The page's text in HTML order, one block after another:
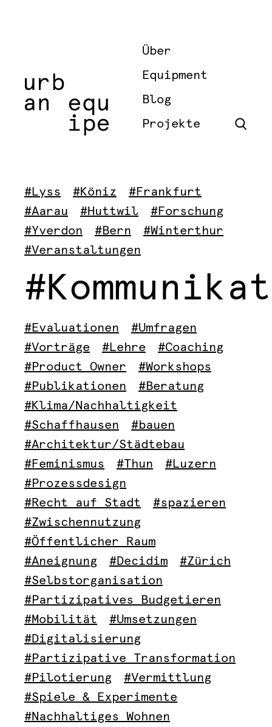
Über
Equipment
Blog
Projekte
#Lyss #Köniz
#Frankfurt
#Aarau
#Huttwil
#Forschung
#Yverdon
#Bern
#Winterthur
#Veranstaltungen
#Evaluationen
#Umfragen
#Vorträge
#Lehre
#Coaching
#Product Owner
#Workshops
#Publikationen
#Beratung
#Klima/Nachhaltigkeit
#Schaffhausen
#bauen
#Architektur/Städtebau
#Feminismus
#Thun
#Luzern
#Prozessdesign
#Recht auf Stadt
#spazieren
#Zwischennutzung
#Öffentlicher Raum
#Aneignung
#Decidim
#Zürich
#Selbstorganisation
#Partizipatives Budgetieren
#Mobilität
#Umsetzungen
#Digitalisierung
#Partizipative Transformation
#Pilotierung
#Vermittlung
#Spiele & Experimente
#Nachhaltiges Wohnen